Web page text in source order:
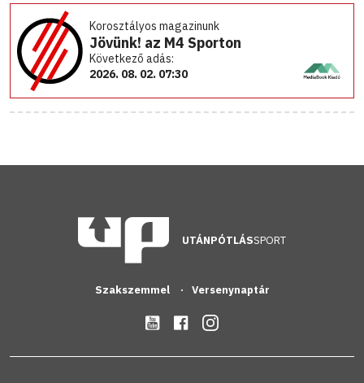
Korosztályos magazinunk
Jövünk! az M4 Sporton
Következő adás:
2026. 08. 02. 07:30
UTÁNPÓTLÁSSPORT
Szakszemmel Versenynaptár